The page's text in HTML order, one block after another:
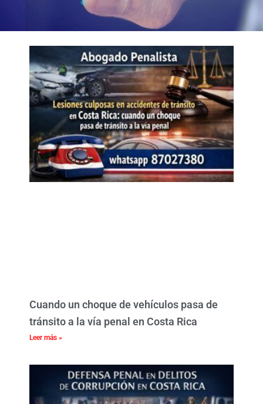
Cuando un choque de vehículos pasa de
tránsito a la vía penal en Costa Rica
Leer más »
PagePagePagePagePage